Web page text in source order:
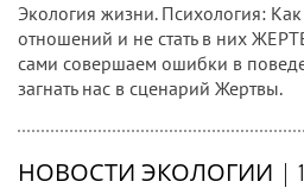
Экология жизни. Психология:
отношений и не стать в них
сами совершаем ошибки в
загнать нас в сценарий Жертвы.
НОВОСТИ ЭКОЛОГИИ |